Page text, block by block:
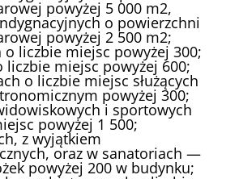
powyżej 5 000 m2,
o powierzchni
powyżej 2 500 m2;
o liczbie miejsc powyżej 300;
liczbie miejsc powyżej 600;
o liczbie miejsc służących
powyżej 300;
i sportowych
powyżej 1 500;
z wyjątkiem
oraz w sanatoriach —
powyżej 200 w budynku;